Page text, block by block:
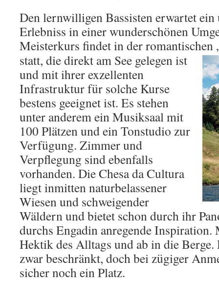
Den lernwilligen Bassisten erwartet ein
Erlebniss in einer wunderschönen
Meisterkurs findet in der romantischen
statt, die direkt am See gelegen ist
und mit ihrer exzellenten
Infrastruktur für solche Kurse
bestens geeignet ist. Es stehen
unter anderem ein Musiksaal mit
100 Plätzen und ein Tonstudio zur
Verfügung. Zimmer und
Verpflegung sind ebenfalls
vorhanden. Die Chesa da Cultura
liegt inmitten naturbelassener
Wiesen und schweigender
Wäldern und bietet schon durch ihr
durchs Engadin anregende Inspiration.
Hektik des Alltags und ab in die
zwar beschränkt, doch bei zügiger
sicher noch ein Platz.